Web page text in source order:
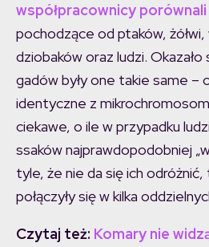
współpracownicy
pochodzące od ptaków, żółwi,
dziobaków oraz ludzi. Okazało
gadów były one takie same –
identyczne z
ciekawe, o ile w przypadku
ssaków najprawdopodobniej
tyle, że nie da się ich
połączyły się w kilka
Czytaj też: Komary nie